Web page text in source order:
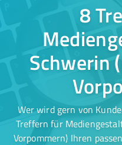
8
Schwerin
Wer wird gern von
Treffern für
Vorpommern) Ihren